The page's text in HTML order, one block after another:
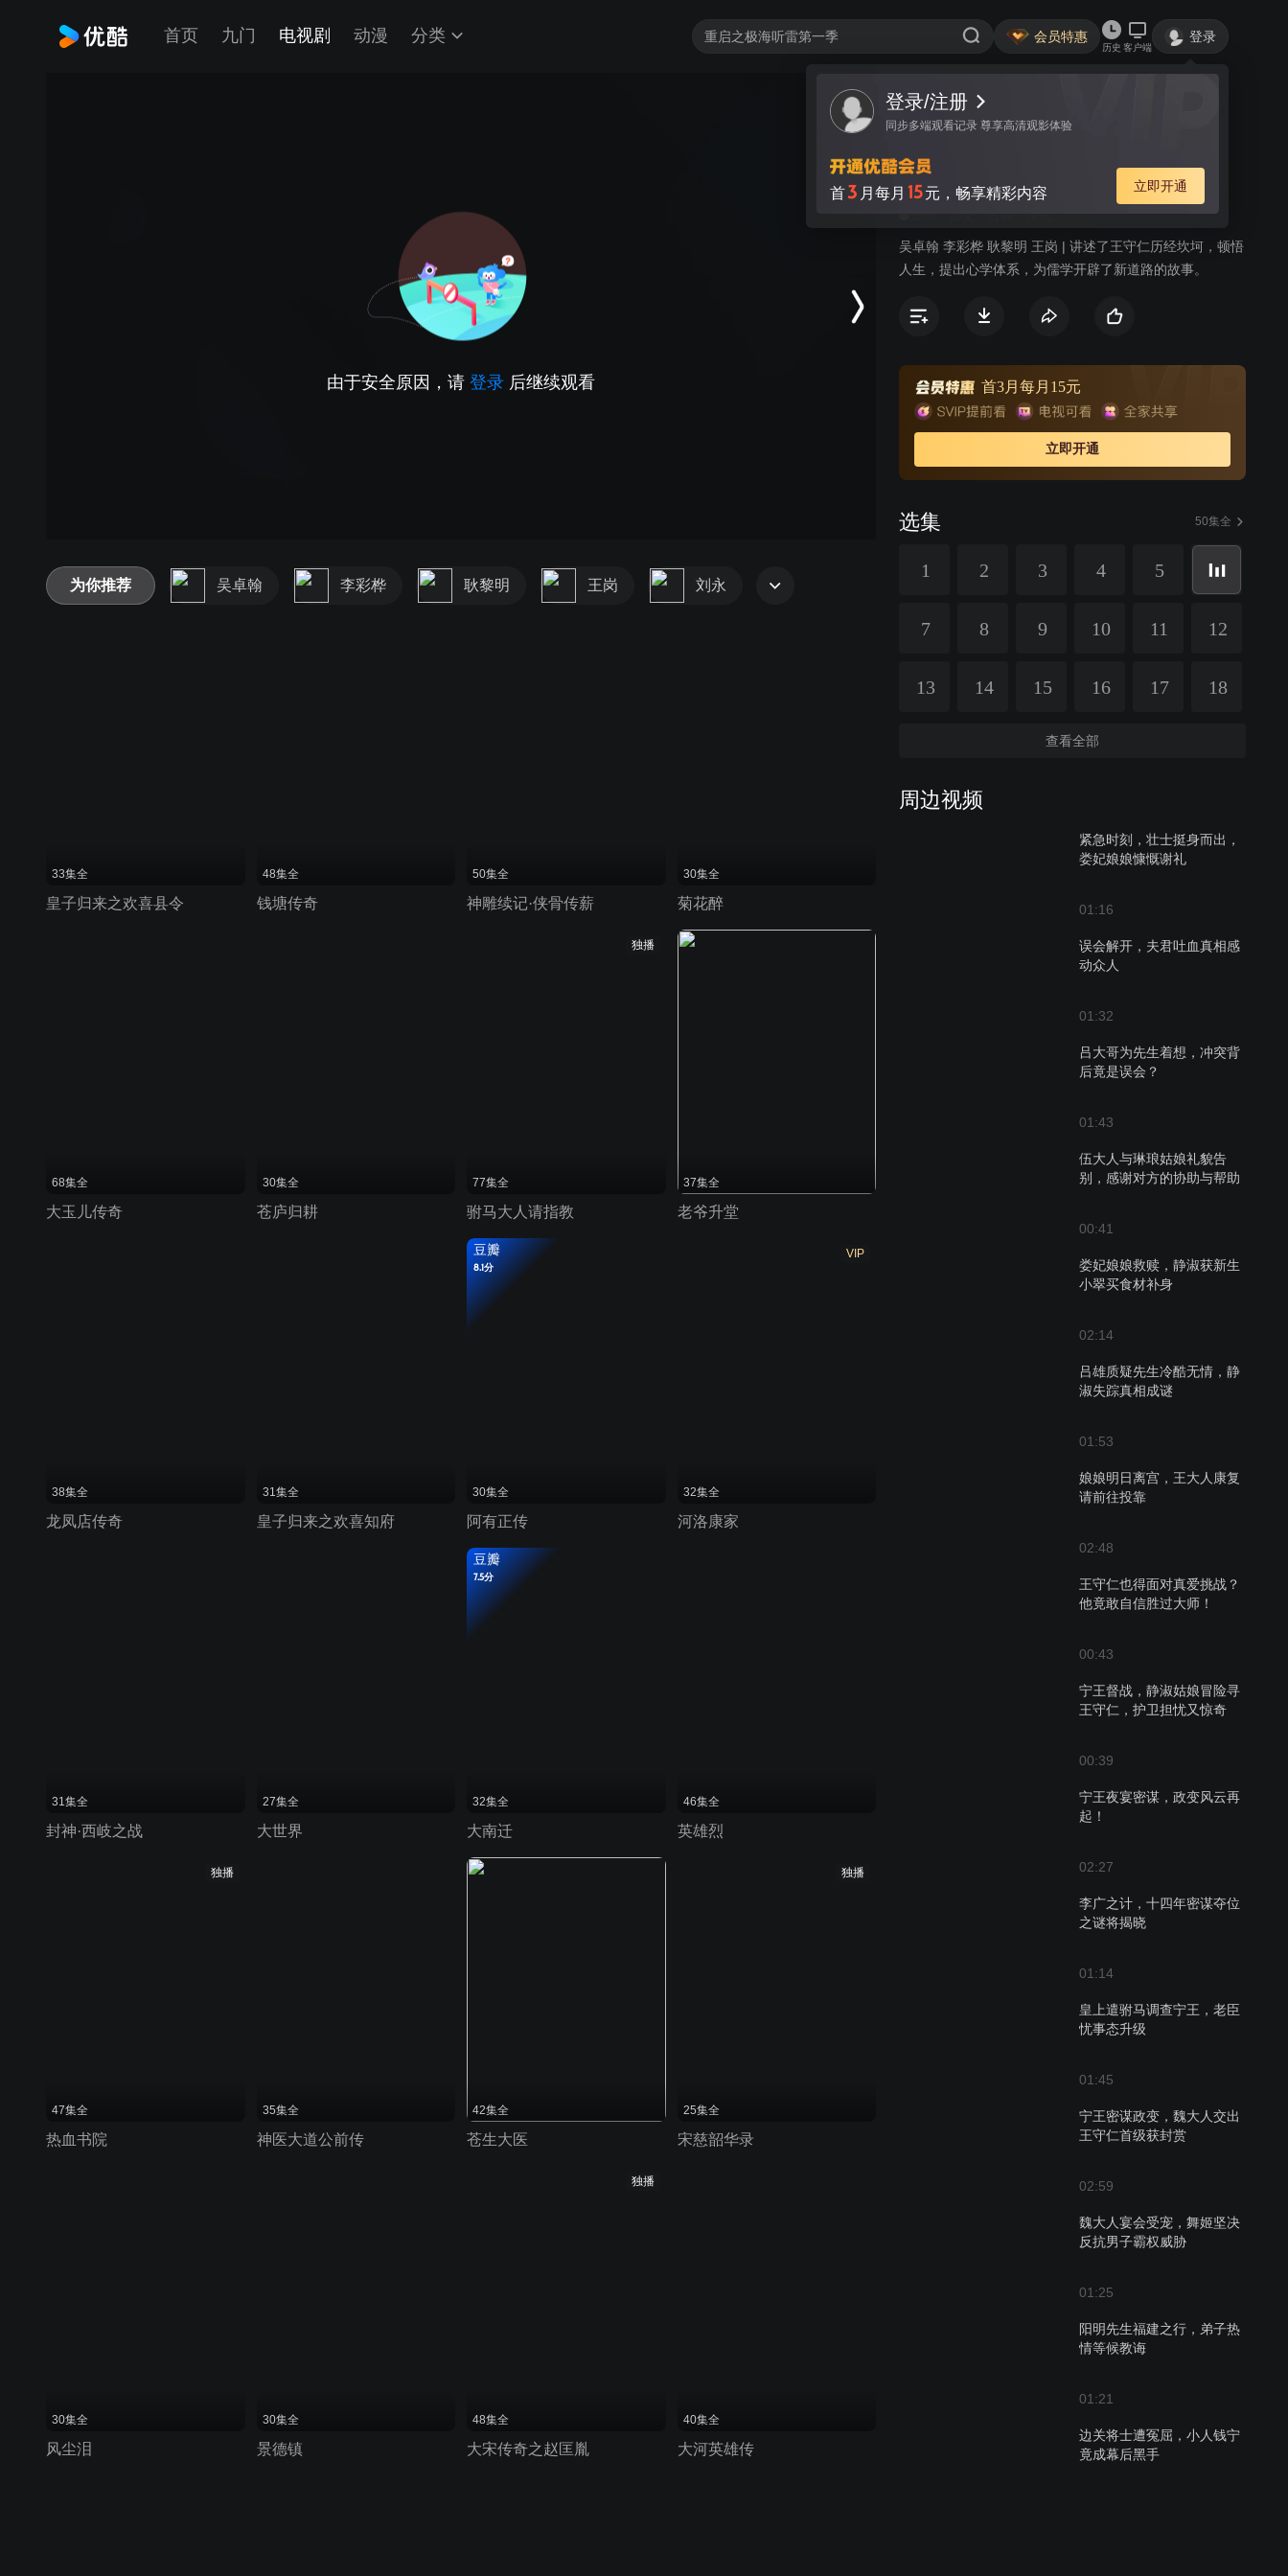
首页 九门 电视剧 动漫 分类 会员特惠
历史 客户端
登录
登录/注册
同步多端观看记录 尊享高清观影体验
首3 月每月 15元，畅享精彩内容 立即开通
由于安全原因，请 登录 后继续观看
视频 讨论
天下正道
古装 传记
吴卓翰 李彩桦 耿黎明 王岗 | 讲述了王守仁历经坎坷，顿悟
人生，提出心学体系，为儒学开辟了新道路的故事。
首3月每月15元
立即开通
选集 50集全
1 2 3 4 5
7 8 9 10 11 12
13 14 15 16 17 18
查看全部
周边视频
紧急时刻，壮士挺身而出，
娄妃娘娘慷慨谢礼
01:16
误会解开，夫君吐血真相感
动众人
01:32
吕大哥为先生着想，冲突背
后竟是误会？
01:43
伍大人与琳琅姑娘礼貌告
别，感谢对方的协助与帮助
00:41
娄妃娘娘救赎，静淑获新生
小翠买食材补身
02:14
吕雄质疑先生冷酷无情，静
淑失踪真相成谜
01:53
娘娘明日离宫，王大人康复
请前往投靠
02:48
王守仁也得面对真爱挑战？
他竟敢自信胜过大师！
00:43
宁王督战，静淑姑娘冒险寻
王守仁，护卫担忧又惊奇
00:39
宁王夜宴密谋，政变风云再
起！
02:27
李广之计，十四年密谋夺位
之谜将揭晓
01:14
皇上遣驸马调查宁王，老臣
忧事态升级
01:45
宁王密谋政变，魏大人交出
王守仁首级获封赏
02:59
魏大人宴会受宠，舞姬坚决
反抗男子霸权威胁
01:25
阳明先生福建之行，弟子热
情等候教诲
01:21
边关将士遭冤屈，小人钱宁
竟成幕后黑手
为你推荐 吴卓翰 李彩桦 耿黎明 王岗 刘永
33集全
皇子归来之欢喜县令
48集全
钱塘传奇
50集全
神雕续记·侠骨传薪
30集全
菊花醉
68集全
大玉儿传奇
30集全
苍庐归耕
独播
77集全
驸马大人请指教
37集全
老爷升堂
38集全
龙凤店传奇
31集全
皇子归来之欢喜知府
豆瓣
8.1分
30集全
阿有正传
VIP
32集全
河洛康家
31集全
封神·西岐之战
27集全
大世界
豆瓣
7.5分
32集全
大南迁
46集全
英雄烈
独播
47集全
热血书院
35集全
神医大道公前传
42集全
苍生大医
独播
25集全
宋慈韶华录
30集全
风尘泪
30集全
景德镇
独播
48集全
大宋传奇之赵匡胤
40集全
大河英雄传